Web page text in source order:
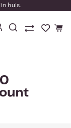
huis.
Je